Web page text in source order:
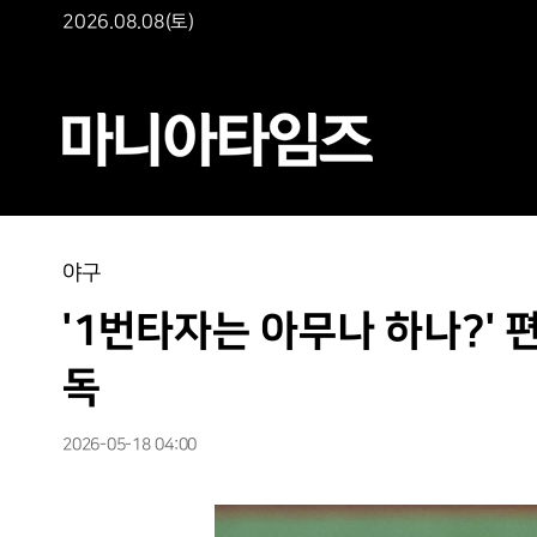
2026.08.08(토)
야구
'1번타자는 아무나 하나?'
독
2026-05-18 04:00